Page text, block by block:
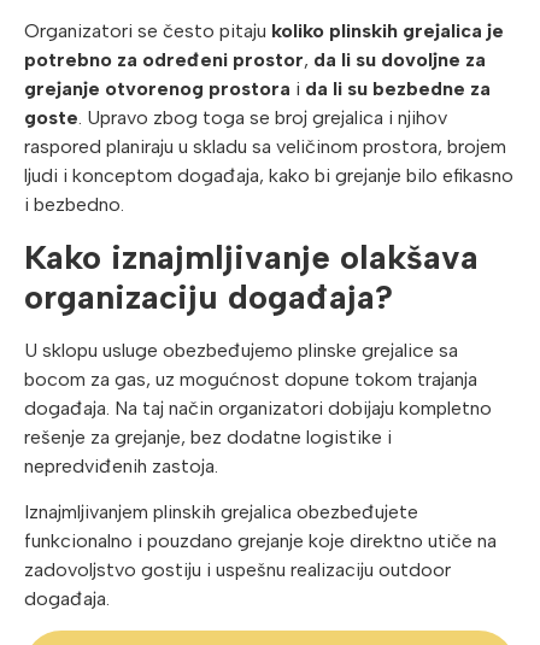
Organizatori se često pitaju koliko plinskih grejalica je
potrebno za određeni prostor, da li su dovoljne za
grejanje otvorenog prostora i da li su bezbedne za
goste. Upravo zbog toga se broj grejalica i njihov
raspored planiraju u skladu sa veličinom prostora, brojem
ljudi i konceptom događaja, kako bi grejanje bilo efikasno
i bezbedno.
Kako iznajmljivanje olakšava
organizaciju događaja?
U sklopu usluge obezbeđujemo plinske grejalice sa
bocom za gas, uz mogućnost dopune tokom trajanja
događaja. Na taj način organizatori dobijaju kompletno
rešenje za grejanje, bez dodatne logistike i
nepredviđenih zastoja.
Iznajmljivanjem plinskih grejalica obezbeđujete
funkcionalno i pouzdano grejanje koje direktno utiče na
zadovoljstvo gostiju i uspešnu realizaciju outdoor
događaja.